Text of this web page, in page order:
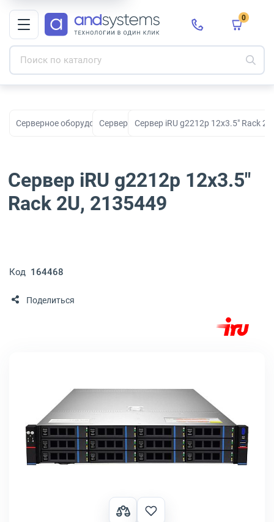
0
Серверное оборудованиеСерверыСервер iRU g2212p 12x3.5" Rack
Сервер iRU g2212p 12x3.5"
Rack 2U, 2135449
Код 164468
Поделиться